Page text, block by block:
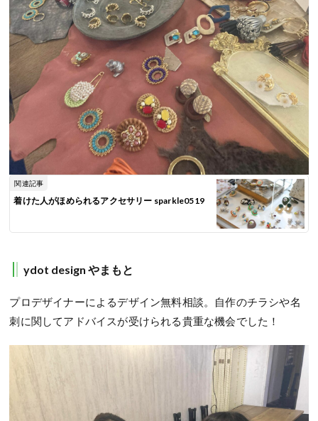
関連記事
着けた人がほめられるアクセサリー sparkle0519
ydot design やまもと
プロデザイナーによるデザイン無料相談。自作のチラシや名
刺に関してアドバイスが受けられる貴重な機会でした！